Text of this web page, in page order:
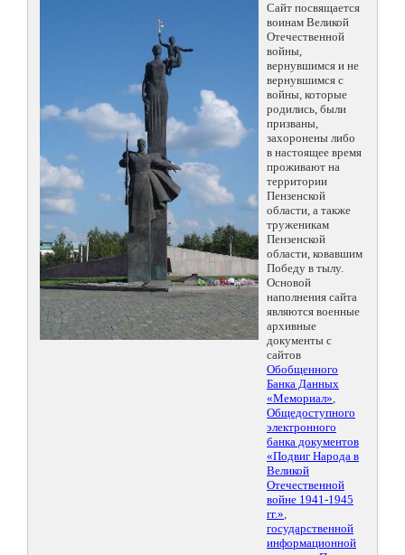
Сайт посвящается
воинам Великой
Отечественной
войны,
вернувшимся и не
вернувшимся с
войны, которые
родились, были
призваны,
захоронены либо
в настоящее время
проживают на
территории
Пензенской
области, а также
труженикам
Пензенской
области, ковавшим
Победу в тылу.
Основой
наполнения сайта
являются военные
архивные
документы с
сайтов
Обобщенного
Банка Данных
«Мемориал»,
Общедоступного
электронного
банка документов
«Подвиг Народа в
Великой
Отечественной
войне 1941-1945
гг.»,
государственной
информационной